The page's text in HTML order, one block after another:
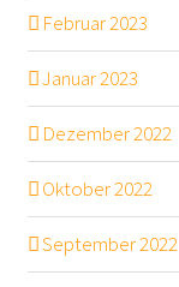
Februar 2023
Januar 2023
Dezember 2022
Oktober 2022
September 2022